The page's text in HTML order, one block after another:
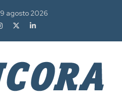
agosto 2026